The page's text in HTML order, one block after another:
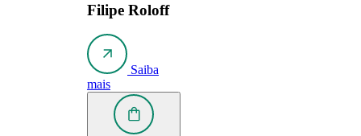
Filipe Roloff
Saiba
mais